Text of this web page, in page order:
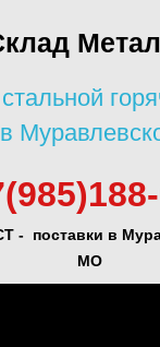
в
- поставки в
МО